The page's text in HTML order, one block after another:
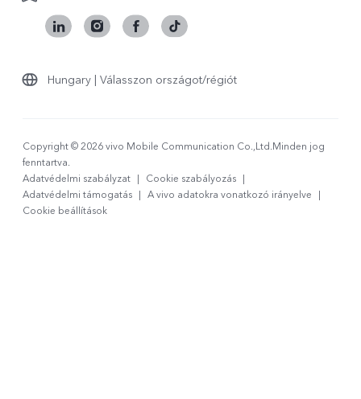
Hungary | Válasszon országot/régiót
Copyright © 2026 vivo Mobile Communication Co.,Ltd.Minden jog
fenntartva.
Adatvédelmi szabályzat | Cookie szabályozás |
Adatvédelmi támogatás | A vivo adatokra vonatkozó irányelve
|
Cookie beállítások